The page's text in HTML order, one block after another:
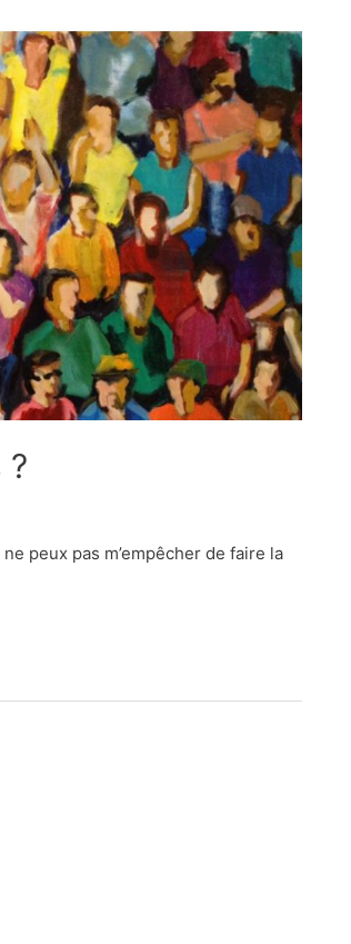
?
peux pas m’empêcher de faire la